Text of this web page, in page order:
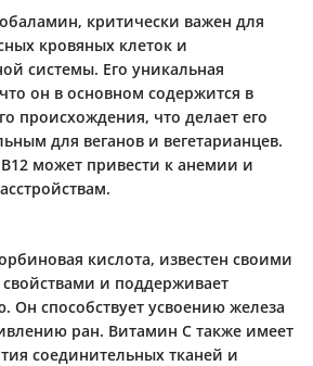
критически важен для
кровяных клеток и
системы. Его уникальная
он в основном содержится в
происхождения, что делает его
для веганов и вегетарианцев.
может привести к анемии и
кислота, известен своими
и поддерживает
способствует усвоению железа
ран. Витамин С также имеет
соединительных тканей и